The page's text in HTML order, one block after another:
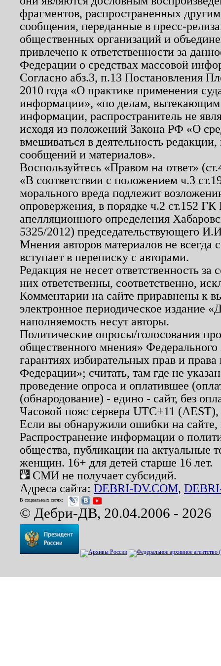
фрагментов, распространенных
сообщения, переданные в пресс-
общественных организаций и
привлечено к ответственности за
Федерации о средствах массовой
Согласно абз.3, п.13 Постановления
2010 года «О практике применения
информации», «по делам, вытекающим
информации, распространитель не
исходя из положений Закона РФ «О
вмешиваться в деятельность
сообщений и материалов».
Воспользуйтесь «Правом на ответ»
«В соответствии с положением ч.3
морального вреда подлежит
опровержения, в порядке ч.2 ст.152
апелляционного определения
5325/2012) председательствующего
Мнения авторов материалов не
вступает в переписку с авторами.
Редакция не несет ответственность
них ответственны, соответственно,
Комментарии на сайте приравнены к
электронное периодическое издание
наполняемость несут авторы.
Политические опросы/голосования
общественного мнения»
гарантиях избирательных прав и
Федерации»; считать, там где не
проведение опроса и оплатившее
(обнародование) - едино - сайт, без
Часовой пояс сервера UTC+11
Если вы обнаружили ошибки на
Распространение информации о
общества, публикации на актуальные
женщин. 16+ для детей старше 16 лет.
СМИ не получает субсидий.
Адреса сайта: DEBRI-DV.COM,
В социальных сетях:
© Дебри-ДВ, 20.04.2006 - 2026